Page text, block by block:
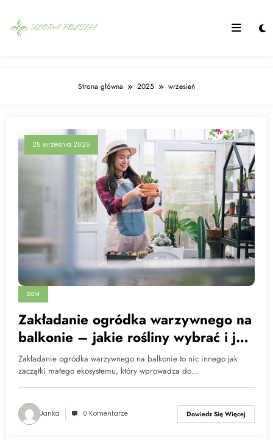
content
Strona główna 2025 wrzesień
25 września 2025
DOM
Zakładanie ogródka warzywnego na
balkonie – jakie rośliny wybrać i jak
go zorganizować
Zakładanie ogródka warzywnego na balkonie to nic innego jak
zaczątki małego ekosystemu, który wprowadza do…
Janka 0 Komentarze Dowiedz Się Więcej